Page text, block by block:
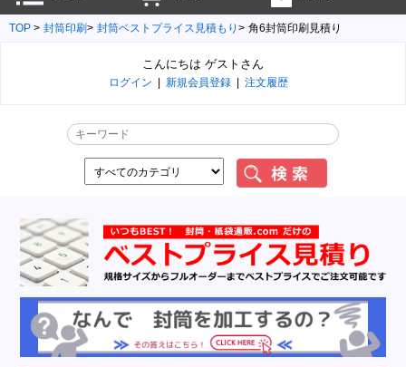
TOP 封筒印刷 封筒ベストプライス見積もり 角6封筒印刷見積り
こんにちは ゲストさん
ログイン 新規会員登録 注文履歴